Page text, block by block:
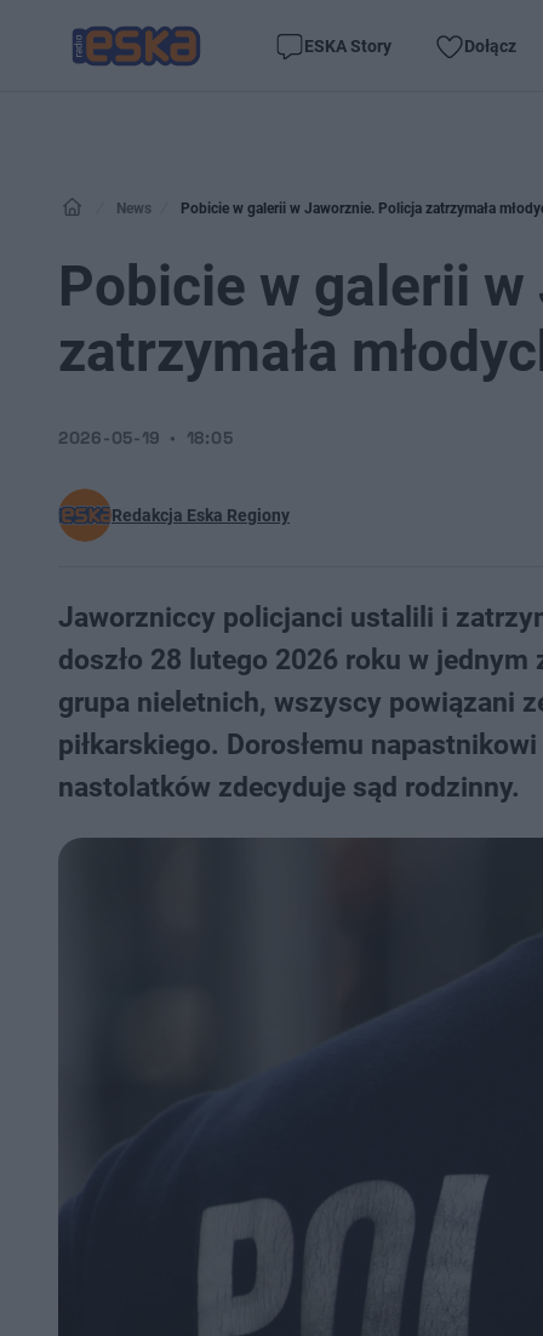
ESKA Story Dołącz
News Pobicie w galerii w Jaworznie. Policja zatrzymała
Pobicie w galerii
zatrzymała
Redakcja Eska Regiony
2026-05-19 18:05
Jaworzniccy policjanci ustalili i
doszło 28 lutego 2026 roku w
grupa nieletnich, wszyscy powiązani
piłkarskiego. Dorosłemu
nastolatków zdecyduje sąd rodzinny.